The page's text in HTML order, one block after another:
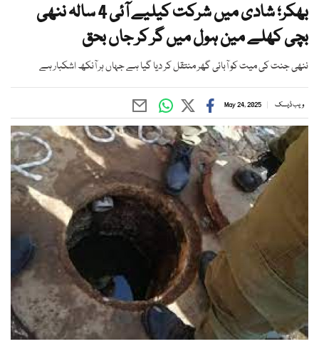
بھکر؛ شادی میں شرکت کیلیے آئی 4 سالہ ننھی
بچی کھلے مین ہول میں گر کر جاں بحق
ننھی جنت کی میت کو آبائی گھر منتقل کر دیا گیا ہے جہاں ہر آنکھ اشکبار ہے
ویب ڈیسک May 24, 2025